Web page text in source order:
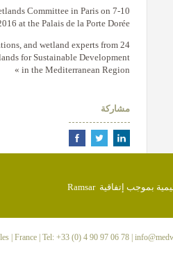
Committee in Paris on 7-10
at the Palais de la Porte Dorée.
and wetland experts from 24
for Sustainable Development
in the Mediterranean Region »
مشاركة
| France | Tel: +33 (0) 4 90 97 06 78 |